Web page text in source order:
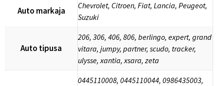
Auto markaja
Chevrolet, Citroen, Fiat, Lancia, Peugeot,
Suzuki
Auto tipusa
206, 306, 406, 806, berlingo, expert, grand
vitara, jumpy, partner, scudo, tracker,
ulysse, xantia, xsara, zeta
0445110008, 0445110044, 0986435003,